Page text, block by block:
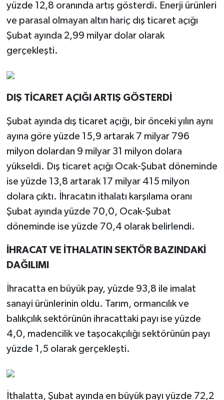
yüzde 12,8 oranında artış gösterdi. Enerji ürünleri
ve parasal olmayan altın hariç dış ticaret açığı
Şubat ayında 2,99 milyar dolar olarak
gerçekleşti.
DIŞ TİCARET AÇIĞI ARTIŞ GÖSTERDİ
Şubat ayında dış ticaret açığı, bir önceki yılın aynı
ayına göre yüzde 15,9 artarak 7 milyar 796
milyon dolardan 9 milyar 31 milyon dolara
yükseldi. Dış ticaret açığı Ocak-Şubat döneminde
ise yüzde 13,8 artarak 17 milyar 415 milyon
dolara çıktı. İhracatın ithalatı karşılama oranı
Şubat ayında yüzde 70,0, Ocak-Şubat
döneminde ise yüzde 70,4 olarak belirlendi.
İHRACAT VE İTHALATIN SEKTÖR BAZINDAKİ
DAĞILIMI
İhracatta en büyük pay, yüzde 93,8 ile imalat
sanayi ürünlerinin oldu. Tarım, ormancılık ve
balıkçılık sektörünün ihracattaki payı ise yüzde
4,0, madencilik ve taşocakçılığı sektörünün payı
yüzde 1,5 olarak gerçekleşti.
İthalatta, Şubat ayında en büyük payı yüzde 72,2